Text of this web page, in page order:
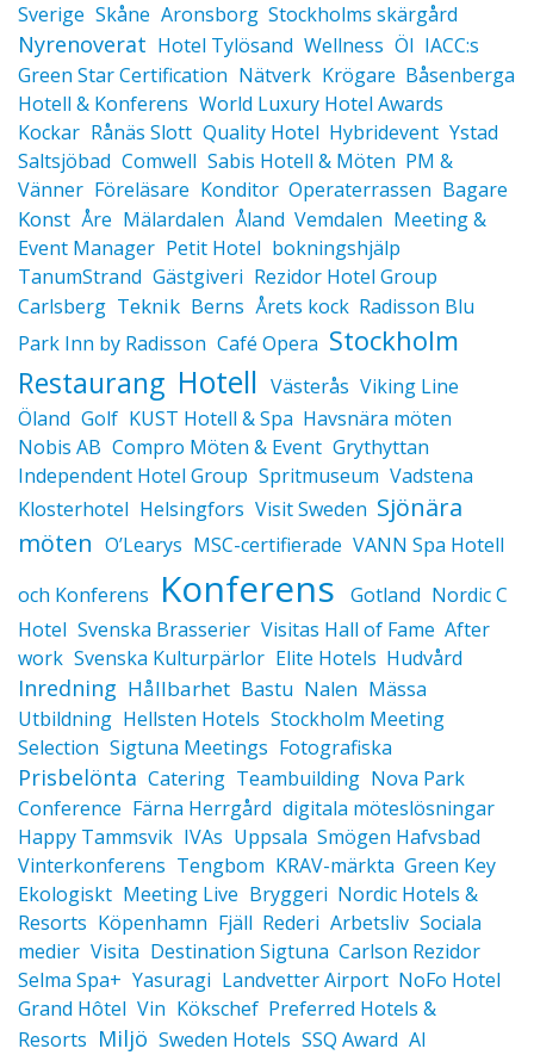
Sverige Skåne Aronsborg Stockholms skärgård
Nyrenoverat Hotel Tylösand Wellness Öl IACC:s
Green Star Certification Nätverk Krögare Båsenberga
Hotell & Konferens World Luxury Hotel Awards
Kockar Rånäs Slott Quality Hotel Hybridevent Ystad
Saltsjöbad Comwell Sabis Hotell & Möten PM &
Vänner Föreläsare Konditor Operaterrassen Bagare
Konst Åre Mälardalen Åland Vemdalen Meeting &
Event Manager Petit Hotel bokningshjälp
TanumStrand Gästgiveri Rezidor Hotel Group
Carlsberg Teknik Berns Årets kock Radisson Blu
Park Inn by Radisson Café Opera Stockholm
Restaurang Hotell Västerås Viking Line
Öland Golf KUST Hotell & Spa Havsnära möten
Nobis AB Compro Möten & Event Grythyttan
Independent Hotel Group Spritmuseum Vadstena
Klosterhotel Helsingfors Visit Sweden Sjönära
möten O’Learys MSC-certifierade VANN Spa Hotell
och Konferens Konferens Gotland Nordic C
Hotel Svenska Brasserier Visitas Hall of Fame After
work Svenska Kulturpärlor Elite Hotels Hudvård
Inredning Hållbarhet Bastu Nalen Mässa
Utbildning Hellsten Hotels Stockholm Meeting
Selection Sigtuna Meetings Fotografiska
Prisbelönta Catering Teambuilding Nova Park
Conference Färna Herrgård digitala möteslösningar
Happy Tammsvik IVAs Uppsala Smögen Hafvsbad
Vinterkonferens Tengbom KRAV-märkta Green Key
Ekologiskt Meeting Live Bryggeri Nordic Hotels &
Resorts Köpenhamn Fjäll Rederi Arbetsliv Sociala
medier Visita Destination Sigtuna Carlson Rezidor
Selma Spa+ Yasuragi Landvetter Airport NoFo Hotel
Grand Hôtel Vin Kökschef Preferred Hotels &
Resorts Miljö Sweden Hotels SSQ Award AI